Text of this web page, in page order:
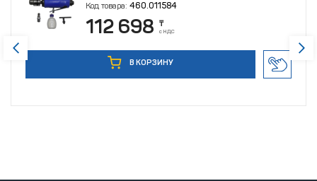
Код товара: 460.011584
112 698 ₸
с НДС
В КОРЗИНУ